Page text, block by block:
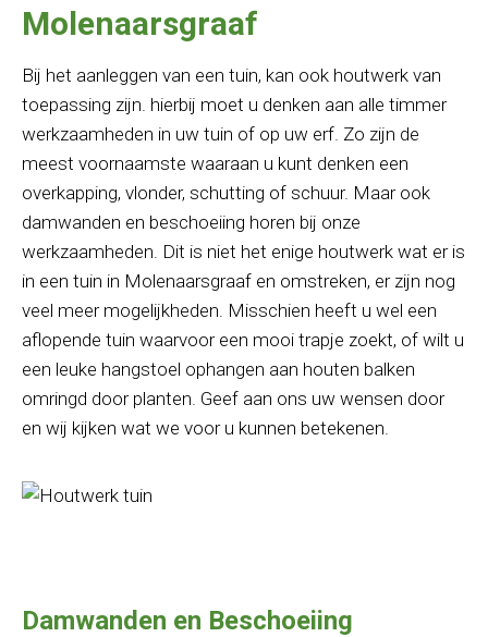
Molenaarsgraaf
Bij het aanleggen van een tuin, kan ook houtwerk van
toepassing zijn. hierbij moet u denken aan alle timmer
werkzaamheden in uw tuin of op uw erf. Zo zijn de
meest voornaamste waaraan u kunt denken een
overkapping, vlonder, schutting of schuur. Maar ook
damwanden en beschoeiing horen bij onze
werkzaamheden. Dit is niet het enige houtwerk wat er is
in een tuin in Molenaarsgraaf en omstreken, er zijn nog
veel meer mogelijkheden. Misschien heeft u wel een
aflopende tuin waarvoor een mooi trapje zoekt, of wilt u
een leuke hangstoel ophangen aan houten balken
omringd door planten. Geef aan ons uw wensen door
en wij kijken wat we voor u kunnen betekenen.
Damwanden en Beschoeiing